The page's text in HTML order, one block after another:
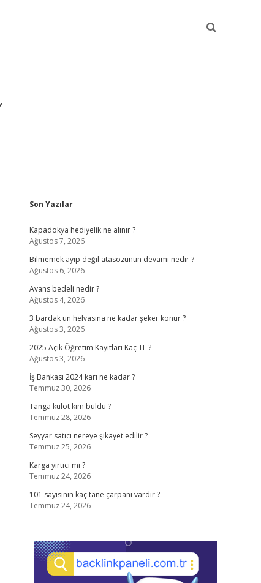
Sidebar
Son Yazılar
Kapadokya hediyelik ne alınır ?
Ağustos 7, 2026
Bilmemek ayıp değil atasözünün devamı nedir ?
Ağustos 6, 2026
Avans bedeli nedir ?
Ağustos 4, 2026
3 bardak un helvasına ne kadar şeker konur ?
Ağustos 3, 2026
2025 Açık Öğretim Kayıtları Kaç TL ?
Ağustos 3, 2026
İş Bankası 2024 karı ne kadar ?
Temmuz 30, 2026
Tanga külot kim buldu ?
Temmuz 28, 2026
Seyyar satıcı nereye şikayet edilir ?
Temmuz 25, 2026
Karga yırtıcı mı ?
Temmuz 24, 2026
101 sayısının kaç tane çarpanı vardır ?
Temmuz 24, 2026